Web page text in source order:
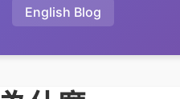
English Blog